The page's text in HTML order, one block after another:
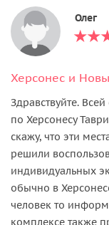
Олег
Здравствуйте.
по Херсонесу
скажу, что эти
решили
индивидуальных
обычно в
человек то
комплексе также